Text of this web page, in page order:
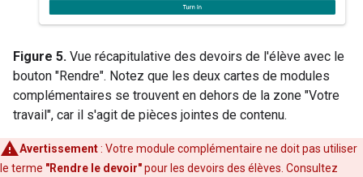
Figure 5. Vue récapitulative des devoirs de l'élève avec le
bouton "Rendre". Notez que les deux cartes de modules
complémentaires se trouvent en dehors de la zone "Votre
travail", car il s'agit de pièces jointes de contenu.
Avertissement: Votre module complémentaire ne doit pas utiliser
le terme "Rendre le devoir"pour les devoirs des élèves. Consultez